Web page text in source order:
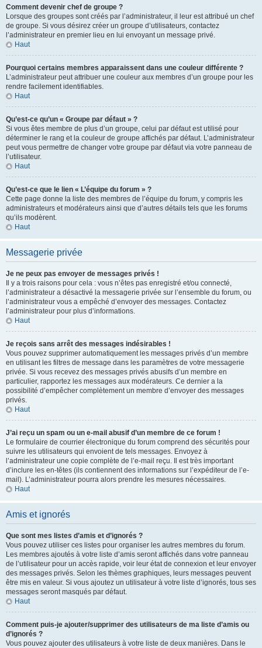
Comment devenir chef de groupe ?
Lorsque des groupes sont créés par l’administrateur, il leur est attribué un chef
de groupe. Si vous désirez créer un groupe d’utilisateurs, contactez
l’administrateur en premier lieu en lui envoyant un message privé.
Haut
Pourquoi certains membres apparaissent dans une couleur différente ?
L’administrateur peut attribuer une couleur aux membres d’un groupe pour les
rendre facilement identifiables.
Haut
Qu’est-ce qu’un « Groupe par défaut » ?
Si vous êtes membre de plus d’un groupe, celui par défaut est utilisé pour
déterminer le rang et la couleur de groupe affichés par défaut. L’administrateur
peut vous permettre de changer votre groupe par défaut via votre panneau de
l’utilisateur.
Haut
Qu’est-ce que le lien « L’équipe du forum » ?
Cette page donne la liste des membres de l’équipe du forum, y compris les
administrateurs et modérateurs ainsi que d’autres détails tels que les forums
qu’ils modèrent.
Haut
Messagerie privée
Je ne peux pas envoyer de messages privés !
Il y a trois raisons pour cela : vous n’êtes pas enregistré et/ou connecté,
l’administrateur a désactivé la messagerie privée sur l’ensemble du forum, ou
l’administrateur vous a empêché d’envoyer des messages. Contactez
l’administrateur pour plus d’informations.
Haut
Je reçois sans arrêt des messages indésirables !
Vous pouvez supprimer automatiquement les messages privés d’un membre
en utilisant les filtres de message dans les paramètres de votre messagerie
privée. Si vous recevez des messages privés abusifs d’un membre en
particulier, rapportez les messages aux modérateurs. Ce dernier a la
possibilité d’empêcher complètement un membre d’envoyer des messages
privés.
Haut
J’ai reçu un spam ou un e-mail abusif d’un membre de ce forum !
Le formulaire de courrier électronique du forum comprend des sécurités pour
suivre les utilisateurs qui envoient de tels messages. Envoyez à
l’administrateur une copie complète de l’e-mail reçu. Il est très important
d’inclure les en-têtes (ils contiennent des informations sur l’expéditeur de l’e-
mail). L’administrateur pourra alors prendre les mesures nécessaires.
Haut
Amis et ignorés
Que sont mes listes d’amis et d’ignorés ?
Vous pouvez utiliser ces listes pour organiser les autres membres du forum.
Les membres ajoutés à votre liste d’amis seront affichés dans votre panneau
de l’utilisateur pour un accès rapide, voir leur état de connexion et leur envoyer
des messages privés. Selon les thèmes graphiques, leurs messages peuvent
être mis en valeur. Si vous ajoutez un utilisateur à votre liste d’ignorés, tous ses
messages seront masqués par défaut.
Haut
Comment puis-je ajouter/supprimer des utilisateurs de ma liste d’amis ou
d’ignorés ?
Vous pouvez ajouter des utilisateurs à votre liste de deux manières. Dans le